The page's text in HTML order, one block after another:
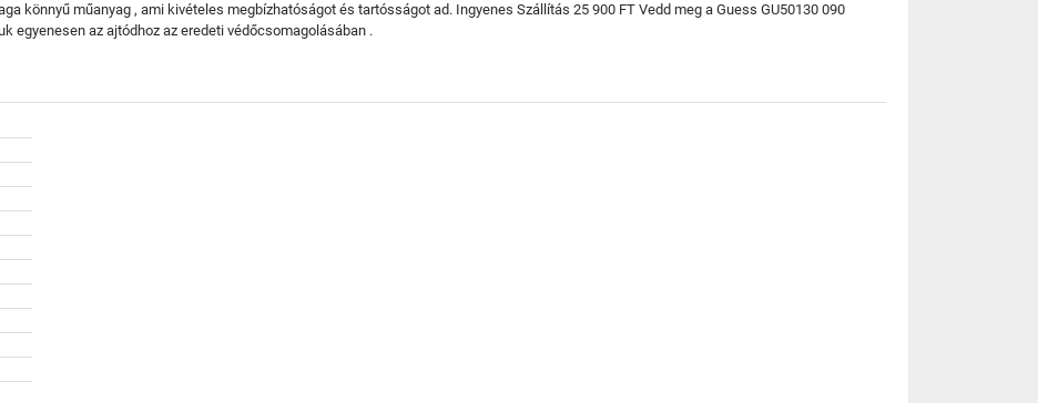
könnyű műanyag , ami kivételes megbízhatóságot és tartósságot ad. Ingyenes Szállítás 25 900 FT Vedd meg a Guess GU50130 090
egyenesen az ajtódhoz az eredeti védőcsomagolásában .